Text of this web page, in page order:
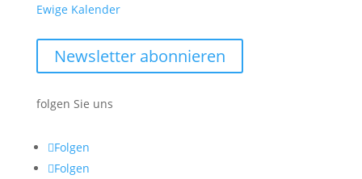
Ewige Kalender
Newsletter abonnieren
folgen Sie uns
Folgen
Folgen